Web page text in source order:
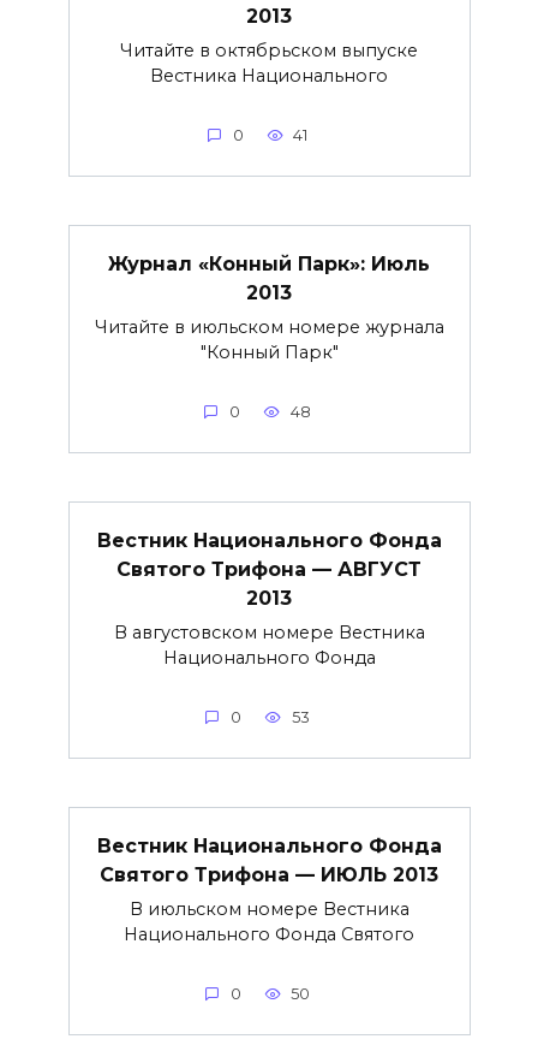
2013
Читайте в октябрьском выпуске
Вестника Национального
0 41
Журнал «Конный Парк»: Июль
2013
Читайте в июльском номере журнала
"Конный Парк"
0 48
Вестник Национального Фонда
Святого Трифона — АВГУСТ
2013
В августовском номере Вестника
Национального Фонда
0 53
Вестник Национального Фонда
Святого Трифона — ИЮЛЬ 2013
В июльском номере Вестника
Национального Фонда Святого
0 50